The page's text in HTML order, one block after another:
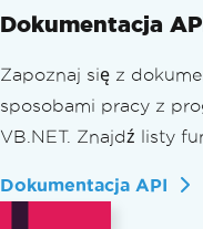
Dokumentacja
Zapoznaj się z
sposobami pracy z
VB.NET. Znajdź listy
Dokumentacja API